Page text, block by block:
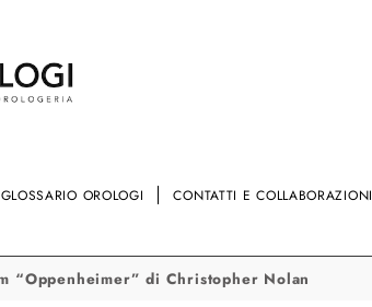
GLOSSARIO OROLOGI CONTATTI E COLLABORAZIONI
“Oppenheimer” di Christopher Nolan